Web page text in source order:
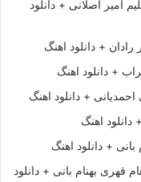
امیر اصلانی + دانلود
+ دانلود اهنگ
+ دانلود اهنگ
+ دانلود اهنگ
دانلود اهنگ
+ دانلود اهنگ
بهنام بانی + دانلود